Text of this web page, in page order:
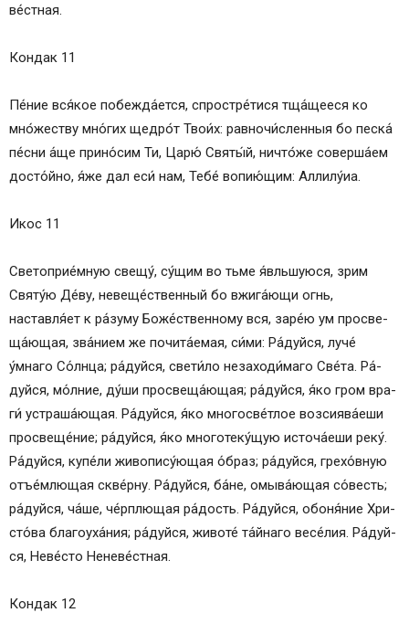
ве́ст­ная.
Кондак 11
Пе́­ние вся́­кое побежда́ется, спростре́тися тща́щееся ко
мно́жеству мно́гих щед­ро́т Тво­и́х: равночи́сленныя бо песка́
пе́сни а́ще при­но́­сим Ти, Ца­рю́ Свя­ты́й, ни­что́же соверша́ем
досто́йно, я́же дал еси́ нам, Те­бе́ во­пию́­щим: Алли­лу́иа.
Икос 11
Све­то­при­е́м­ную све­щу́, су́­щим во тьме я́вльшуюся, зрим
Свя­ту́ю Де́ву, не­ве­ще́ст­вен­ный бо вжига́ющи огнь,
наставля́ет к ра́зуму Боже́ственному вся, за­ре́ю ум про­све­
ща́ю­щая, зва́нием же почита́емая, си́­ми: Ра́­дуй­ся, луче́
у́мнаго Со́лн­ца; ра́­дуй­ся, све­ти́­ло незаходи́маго Све́­та. Ра́­
дуй­ся, мо́л­ние, ду́­ши про­све­ща́ю­щая; ра́­дуй­ся, я́ко гром вра­
ги́ устра­ша́ю­щая. Ра́­дуй­ся, я́ко многосве́тлое возсиява́еши
про­све­ще́­ние; ра́­дуй­ся, я́ко многотеку́щую источа́еши ре­ку́.
Ра́­дуй­ся, купе́ли живопису́ющая о́б­раз; ра́­дуй­ся, грехо́вную
отъе́млющая скве́рну. Ра́­дуй­ся, ба́­не, омы­ва́ю­щая со́­весть;
ра́­дуй­ся, ча́ше, че́рплющая ра́­дость. Ра́­дуй­ся, обоня́ние Хри­
сто́­ва благоуха́ния; ра́­дуй­ся, жи­во­те́ та́йнаго ве­се́­лия. Ра́­дуй­
ся, Не­ве́с­то Не­не­ве́ст­ная.
Кондак 12